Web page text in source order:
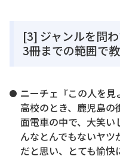
[3] ジャンルを問
3冊までの範囲で
ニーチェ『この人を見
高校のとき、鹿児島の
面電車の中で、大笑い
んなとんでもないヤ
だと思い、とても愉快